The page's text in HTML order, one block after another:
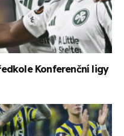
Konferenční ligy